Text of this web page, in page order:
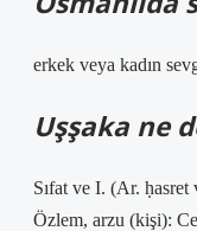
erkek veya kadın
Uşşaka ne
Sıfat ve I. (Ar. ḥasret
Özlem, arzu (kişi):